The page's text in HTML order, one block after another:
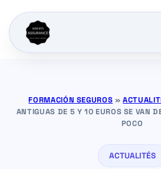
FORMACIÓN SEGUROS »
ANTIGUAS DE 5 Y 10 EUROS SE VAN
POCO
ACTUALITÉS